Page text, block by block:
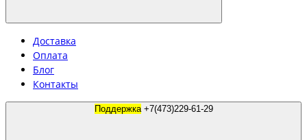
Доставка
Оплата
Блог
Контакты
Поддержка +7(473)229-61-29